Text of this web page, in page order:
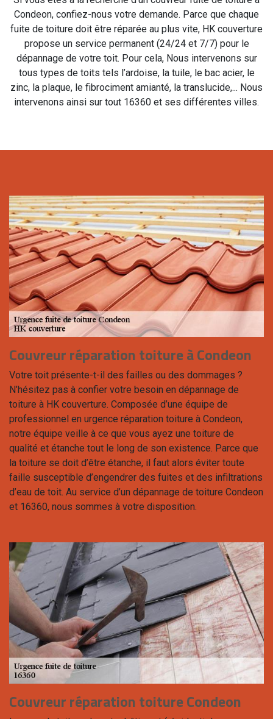
Condeon, confiez-nous votre demande. Parce que chaque
fuite de toiture doit être réparée au plus vite, HK couverture
propose un service permanent (24/24 et 7/7) pour le
dépannage de votre toit. Pour cela, Nous intervenons sur
tous types de toits tels l’ardoise, la tuile, le bac acier, le
zinc, la plaque, le fibrociment amianté, la translucide,... Nous
intervenons ainsi sur tout 16360 et ses différentes villes.
Couvreur réparation toiture à Condeon
Votre toit présente-t-il des failles ou des dommages ?
N’hésitez pas à confier votre besoin en dépannage de
toiture à HK couverture. Composée d’une équipe de
professionnel en urgence réparation toiture à Condeon,
notre équipe veille à ce que vous ayez une toiture de
qualité et étanche tout le long de son existence. Parce que
la toiture se doit d’être étanche, il faut alors éviter toute
faille susceptible d’engendrer des fuites et des infiltrations
d’eau de toit. Au service d’un dépannage de toiture Condeon
et 16360, nous sommes à votre disposition.
Couvreur réparation toiture Condeon